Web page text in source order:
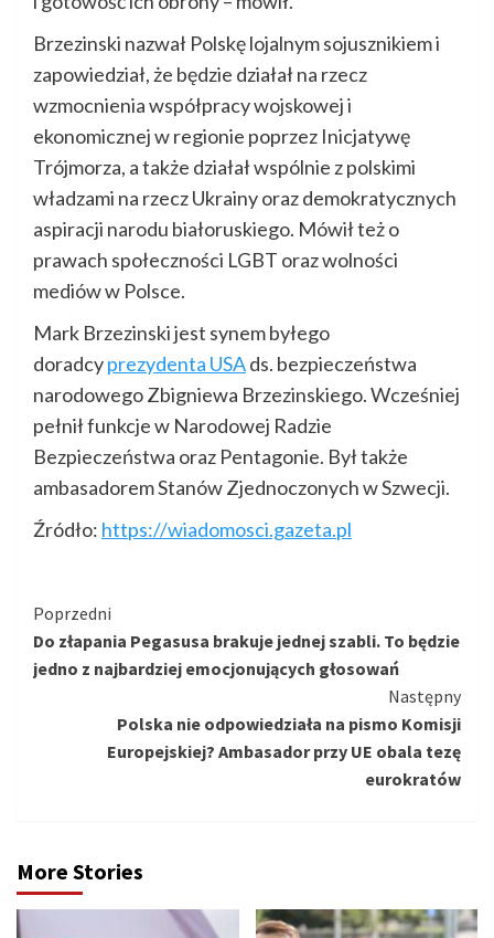
Brzezinski nazwał Polskę lojalnym sojusznikiem i
zapowiedział, że będzie działał na rzecz
wzmocnienia współpracy wojskowej i
ekonomicznej w regionie poprzez Inicjatywę
Trójmorza, a także działał wspólnie z polskimi
władzami na rzecz Ukrainy oraz demokratycznych
aspiracji narodu białoruskiego. Mówił też o
prawach społeczności LGBT oraz wolności
mediów w Polsce.
Mark Brzezinski jest synem byłego
doradcyprezydenta USAds. bezpieczeństwa
narodowego Zbigniewa Brzezinskiego. Wcześniej
pełnił funkcje w Narodowej Radzie
Bezpieczeństwa oraz Pentagonie. Był także
ambasadorem Stanów Zjednoczonych w Szwecji.
Źródło: https://wiadomosci.gazeta.pl
Kontynuuj
czytanie
Poprzedni
Do złapania Pegasusa brakuje jednej szabli. To będzie
jedno z najbardziej emocjonujących głosowań
Następny
Polska nie odpowiedziała na pismo Komisji
Europejskiej? Ambasador przy UE obala tezę
eurokratów
More Stories